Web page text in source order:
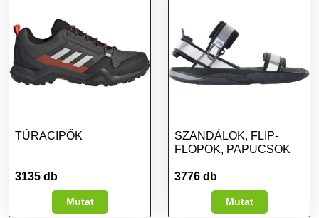
TÚRACIPŐK
3135 db
Mutat
SZANDÁLOK, FLIP-
FLOPOK, PAPUCSOK
3776 db
Mutat